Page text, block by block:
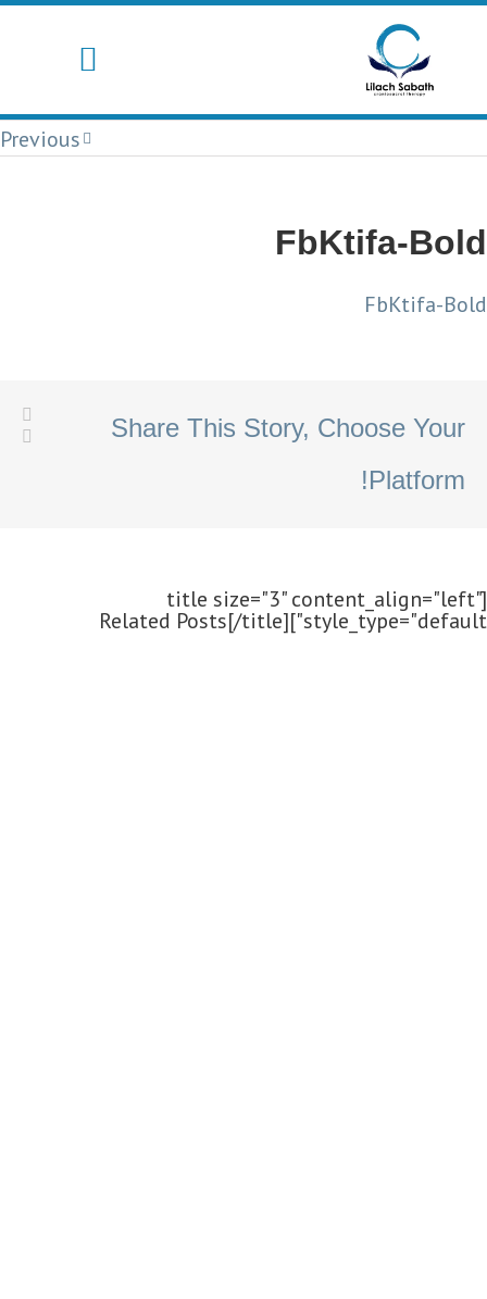
Previous
FbKtifa-Bold
FbKtifa-Bold
Share This Story, Choose Your
Platform!
[title size="3" content_align="left"
style_type="default"]Related Posts[/title]